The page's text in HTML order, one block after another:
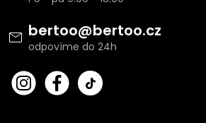
í
bertoo@bertoo.cz
bert
oo_
Fac
ebo